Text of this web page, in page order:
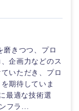
磨きつつ、プロ
企画力などのス
いただき、プロ
期待していま
最適な技術選
フラ...